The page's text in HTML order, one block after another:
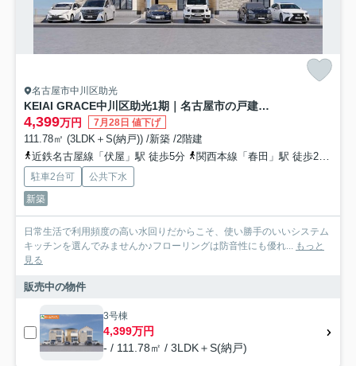
名古屋市中川区助光
KEIAI GRACE中川区助光1期｜名古屋市の戸建ならホームアップ
4,399万円 7月28日 値下げ
111.78㎡ (3LDK＋S(納戸)) /新築 /2階建
近鉄名古屋線「伏屋」駅 徒歩5分
関西本線「春田」駅 徒歩22分
駐車2台可
公共下水
新築
日常生活で利用頻度の高い水回りだからこそ、使い勝手のいいシステム
キッチンを選んでみませんか♪フローリングは防音性にも優れ... もっと
見る
販売中の物件
3号棟
4,399万円
- / 111.78㎡ / 3LDK＋S(納戸)